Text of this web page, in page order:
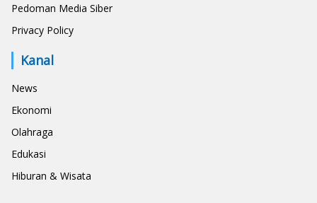
Pedoman Media Siber
Privacy Policy
Kanal
News
Ekonomi
Olahraga
Edukasi
Hiburan & Wisata